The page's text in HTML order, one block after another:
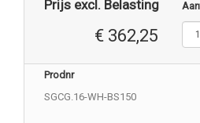
Prijs excl. Belasting
€ 362,25
Prodnr
SGCG.16-WH-BS150